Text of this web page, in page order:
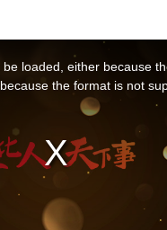
loaded, either because
the format is not